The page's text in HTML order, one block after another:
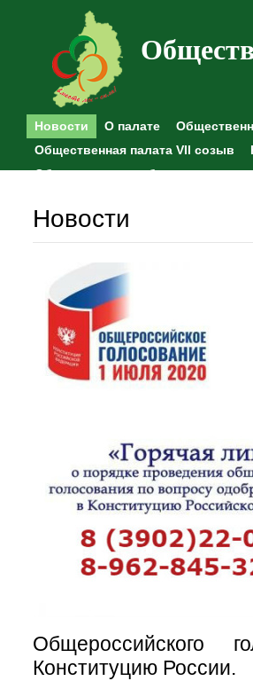
Новости О палате
Общественная палата VII созыв
Общественные наблюдения
Новости
Общероссийского
Конституцию России.